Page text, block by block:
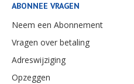
ABONNEE VRAGEN
Neem een Abonnement
Vragen over betaling
Adreswijziging
Opzeggen